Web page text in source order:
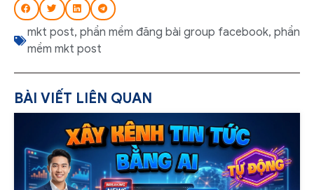
mkt post, phần mềm đăng bài group facebook, phần
mềm mkt post
BÀI VIẾT LIÊN QUAN